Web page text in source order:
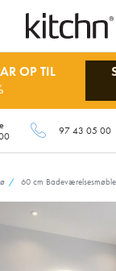
OP TIL
97 43 05 00
60 cm